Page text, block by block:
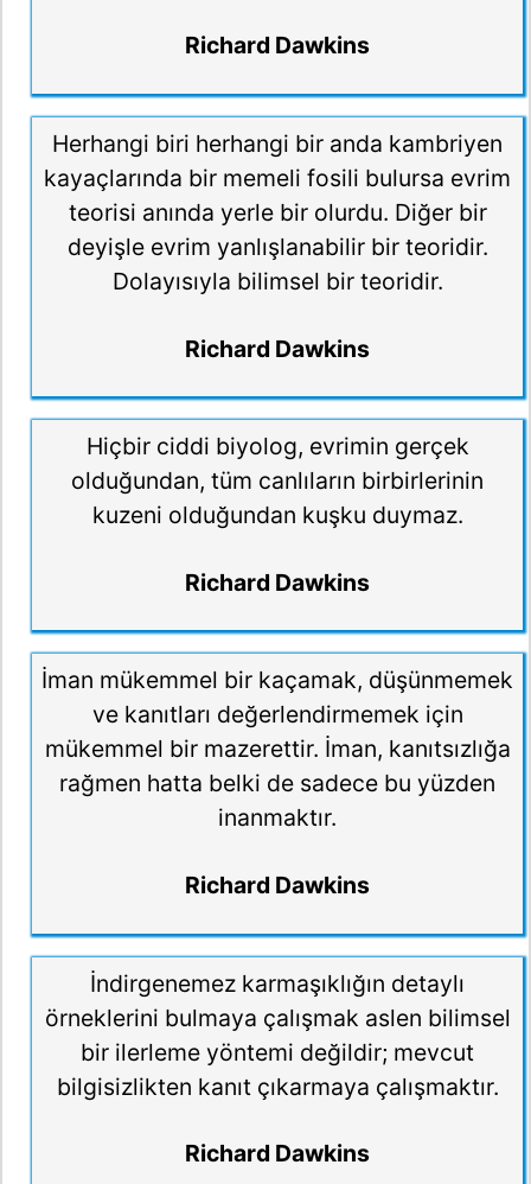
Richard Dawkins
Herhangi biri herhangi bir anda kambriyen
kayaçlarında bir memeli fosili bulursa evrim
teorisi anında yerle bir olurdu. Diğer bir
deyişle evrim yanlışlanabilir bir teoridir.
Dolayısıyla bilimsel bir teoridir.
Richard Dawkins
Hiçbir ciddi biyolog, evrimin gerçek
olduğundan, tüm canlıların birbirlerinin
kuzeni olduğundan kuşku duymaz.
Richard Dawkins
İman mükemmel bir kaçamak, düşünmemek
ve kanıtları değerlendirmemek için
mükemmel bir mazerettir. İman, kanıtsızlığa
rağmen hatta belki de sadece bu yüzden
inanmaktır.
Richard Dawkins
İndirgenemez karmaşıklığın detaylı
örneklerini bulmaya çalışmak aslen bilimsel
bir ilerleme yöntemi değildir; mevcut
bilgisizlikten kanıt çıkarmaya çalışmaktır.
Richard Dawkins